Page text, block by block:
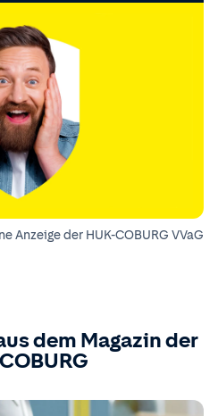
Anzeige der HUK-COBURG VVaG
dem Magazin der